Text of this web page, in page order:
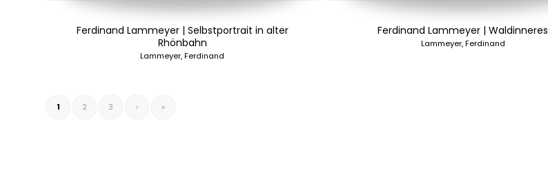
Ferdinand Lammeyer | Selbstportrait in alter
Rhönbahn
Lammeyer, Ferdinand
Ferdinand Lammeyer | Waldinneres
Lammeyer, Ferdinand
1 2 3 › »